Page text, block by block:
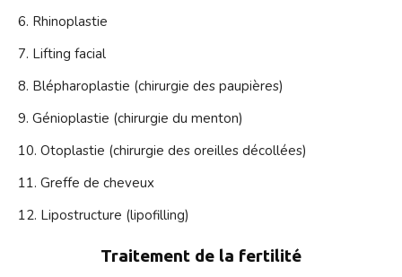
Rhinoplastie
Lifting facial
Blépharoplastie (chirurgie des paupières)
Génioplastie (chirurgie du menton)
Otoplastie (chirurgie des oreilles décollées)
Greffe de cheveux
Lipostructure (lipofilling)
Traitement de la fertilité